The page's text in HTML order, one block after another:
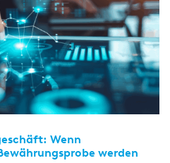
Wenn
werden